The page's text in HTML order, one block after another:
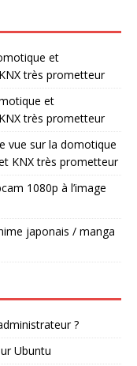
et
très prometteur
et
très prometteur
vue sur la domotique
KNX très prometteur
1080p à l’image
japonais / manga
?
Ubuntu